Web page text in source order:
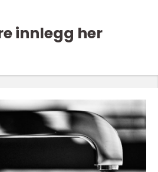
innlegg her